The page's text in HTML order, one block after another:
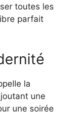
toutes les
parfait
la
une
une soirée